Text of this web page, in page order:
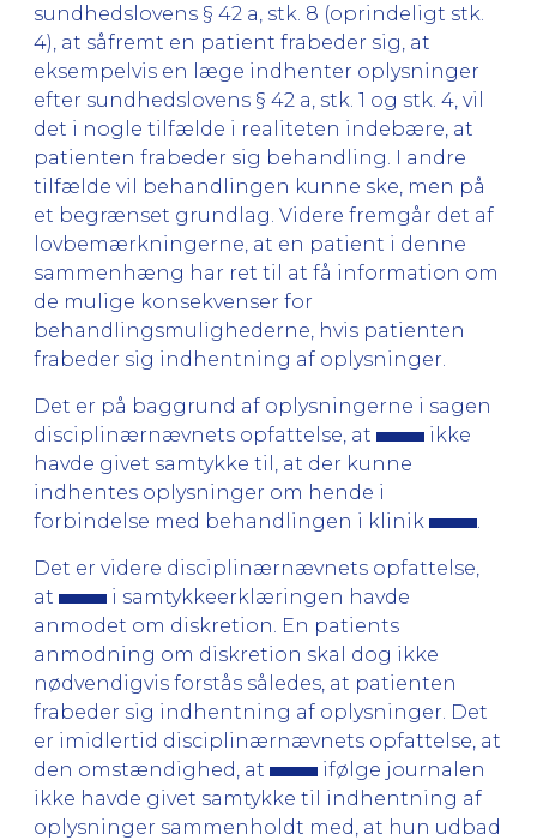
sundhedslovens § 42 a, stk. 8 (oprindeligt stk.
4), at såfremt en patient frabeder sig, at
eksempelvis en læge indhenter oplysninger
efter sundhedslovens § 42 a, stk. 1 og stk. 4, vil
det i nogle tilfælde i realiteten indebære, at
patienten frabeder sig behandling. I andre
tilfælde vil behandlingen kunne ske, men på
et begrænset grundlag. Videre fremgår det af
lovbemærkningerne, at en patient i denne
sammenhæng har ret til at få information om
de mulige konsekvenser for
behandlingsmulighederne, hvis patienten
frabeder sig indhentning af oplysninger.
Det er på baggrund af oplysningerne i sagen
disciplinærnævnets opfattelse, at
ikke
havde givet samtykke til, at der kunne
indhentes oplysninger om hende i
forbindelse med behandlingen i klinik
Det er videre disciplinærnævnets opfattelse,
at
i samtykkeerklæringen havde
anmodet om diskretion. En patients
anmodning om diskretion skal dog ikke
nødvendigvis forstås således, at patienten
frabeder sig indhentning af oplysninger. Det
er imidlertid disciplinærnævnets opfattelse, at
den omstændighed, at
ifølge journalen
ikke havde givet samtykke til indhentning af
oplysninger sammenholdt med, at hun udbad